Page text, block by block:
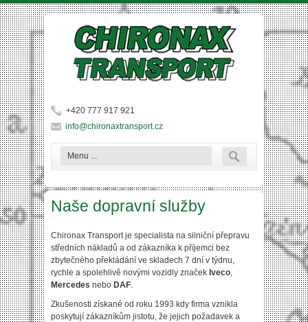
Přejít k hlavnímu obsahu
+420 777 917 921
info@chironaxtransport.cz
Hledat
Naše dopravní služby
Chironax Transport je specialista na silniční přepravu
středních nákladů a od zákazníka k příjemci bez
zbytečného překládání ve skladech 7 dní v týdnu,
rychle a spolehlivě novými vozidly značek Iveco,
Mercedes nebo DAF.
Zkušenosti získané od roku 1993 kdy firma vznikla
poskytují zákazníkům jistotu, že jejich požadavek a